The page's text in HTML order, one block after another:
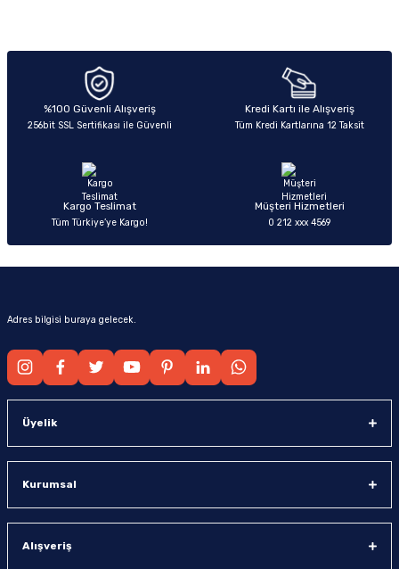
Ürün açıklamasında eksik bilgiler bulunuyor.
Ürün bilgilerinde hatalar bulunuyor.
Ürün fiyatı diğer sitelerden daha pahalı.
%100 Güvenli Alışveriş
256bit SSL Sertifikası ile Güvenli
Kredi Kartı ile Alışveriş
Tüm Kredi Kartlarına 12 Taksit
Kargo Teslimat
Tüm Türkiye’ye Kargo!
Müşteri Hizmetleri
0 212 xxx 4569
Adres bilgisi buraya gelecek.
Üyelik
Kurumsal
Alışveriş